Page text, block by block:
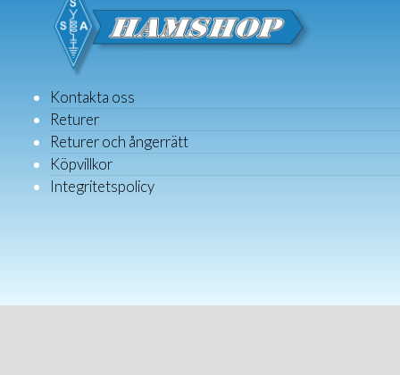
Kontakta oss
Returer
Returer och ångerrätt
Köpvillkor
Integritetspolicy